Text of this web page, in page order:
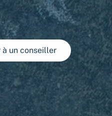
à un conseiller